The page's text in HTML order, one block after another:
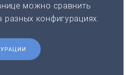
можно сравнить
конфигурациях.